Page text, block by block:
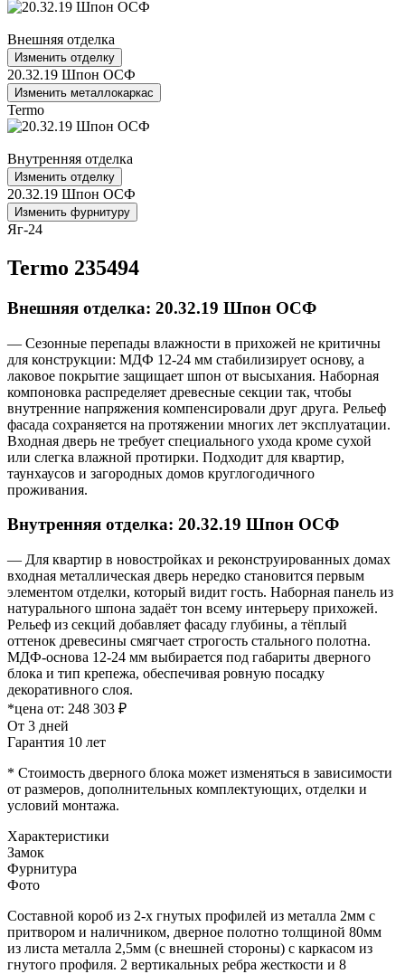
Внешняя отделка
Изменить отделку
20.32.19 Шпон ОСФ
Изменить металлокаркас
Termo
Внутренняя отделка
Изменить отделку
20.32.19 Шпон ОСФ
Изменить фурнитуру
Яг-24
Termo 235494
Внешняя отделка: 20.32.19 Шпон ОСФ
— Сезонные перепады влажности в прихожей не критичны
для конструкции: МДФ 12-24 мм стабилизирует основу, а
лаковое покрытие защищает шпон от высыхания. Наборная
компоновка распределяет древесные секции так, чтобы
внутренние напряжения компенсировали друг друга. Рельеф
фасада сохраняется на протяжении многих лет эксплуатации.
Входная дверь не требует специального ухода кроме сухой
или слегка влажной протирки. Подходит для квартир,
таунхаусов и загородных домов круглогодичного
проживания.
Внутренняя отделка: 20.32.19 Шпон ОСФ
— Для квартир в новостройках и реконструированных домах
входная металлическая дверь нередко становится первым
элементом отделки, который видит гость. Наборная панель из
натурального шпона задаёт тон всему интерьеру прихожей.
Рельеф из секций добавляет фасаду глубины, а тёплый
оттенок древесины смягчает строгость стального полотна.
МДФ-основа 12-24 мм выбирается под габариты дверного
блока и тип крепежа, обеспечивая ровную посадку
декоративного слоя.
*цена от: 248 303 ₽
От 3 дней
Гарантия 10 лет
* Стоимость дверного блока может изменяться в зависимости
от размеров, дополнительных комплектующих, отделки и
условий монтажа.
Характеристики
Замок
Фурнитура
Фото
Составной короб из 2-х гнутых профилей из металла 2мм с
притвором и наличником, дверное полотно толщиной 80мм
из листа металла 2,5мм (с внешней стороны) c каркасом из
гнутого профиля. 2 вертикальных ребра жесткости и 8